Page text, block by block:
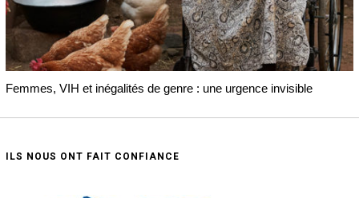
Femmes, VIH et inégalités de genre : une urgence invisible
ILS NOUS ONT FAIT CONFIANCE